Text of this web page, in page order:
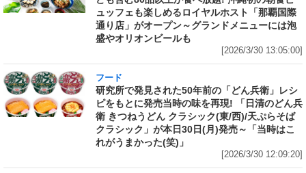
ュッフェも楽しめるロイヤルホスト「那覇国際
通り店」がオープン～グランドメニューには泡
盛やオリオンビールも
[2026/3/30 13:05:00]
フード
研究所で発見された50年前の「どん兵衛」レシ
ピをもとに発売当時の味を再現! 「日清のどん兵
衛 きつねうどん クラシック(東/西)/天ぷらそば
クラシック」が本日30日(月)発売～「当時はこ
れがうまかった(笑)」
[2026/3/30 12:09:20]